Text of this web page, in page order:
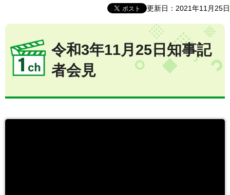
更新日：2021年11月25日
令和3年11月25日知事記
者会見